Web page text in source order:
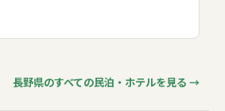
長野県のすべての民泊・ホテルを見る →